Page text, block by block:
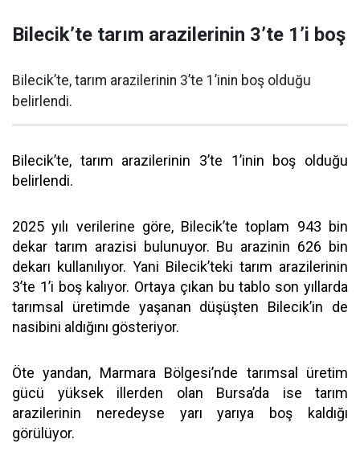
Bilecik’te tarım arazilerinin 3’te 1’i boş
Bilecik’te, tarım arazilerinin 3’te 1’inin boş olduğu
belirlendi.
Bilecik’te, tarım arazilerinin 3’te 1’inin boş olduğu
belirlendi.
2025 yılı verilerine göre, Bilecik’te toplam 943 bin
dekar tarım arazisi bulunuyor. Bu arazinin 626 bin
dekarı kullanılıyor. Yani Bilecik’teki tarım arazilerinin
3’te 1’i boş kalıyor. Ortaya çıkan bu tablo son yıllarda
tarımsal üretimde yaşanan düşüşten Bilecik’in de
nasibini aldığını gösteriyor.
Öte yandan, Marmara Bölgesi’nde tarımsal üretim
gücü yüksek illerden olan Bursa’da ise tarım
arazilerinin neredeyse yarı yarıya boş kaldığı
görülüyor.